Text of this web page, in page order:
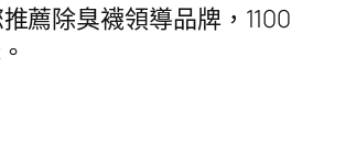
薦除臭襪領導品牌，1100